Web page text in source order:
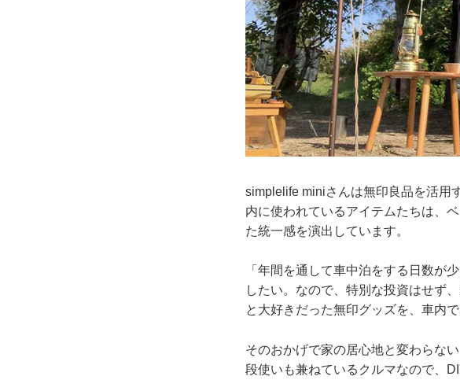
simplelife miniさんは無印良品を活用
内に使われているアイテムたちは、
た統一感を演出しています。
「年間を通して車中泊をする日数が
したい。なので、特別な投資はせず
と大好きだった無印グッズを、車内
そのおかげで家の居心地と変わらな
段使いも兼ねているクルマなので、